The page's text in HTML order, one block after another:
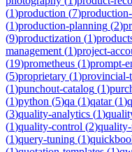
(1)production (7)
(1)production-planning (2)
(9)productization (1)
management (1)project-
(19)prometheus (1)prompt-
(5)proprietary (1)provincial-
(1)punchout-catalog (1)
(1)python (5)qa (1)qatar(1)
(3)quality-analytics (1)
(1)quality-control (2)
(1)query-tuning (1)